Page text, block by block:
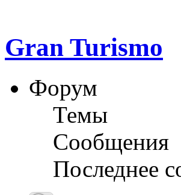
Gran Turismo
Форум
Темы
Сообщения
Последнее